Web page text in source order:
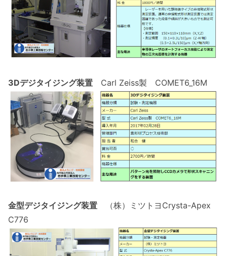
3Dデジタイジング装置 Carl Zeiss製 COMET6_16M
金型デジタイジング装置
（株）ミツトヨCrysta-Apex
C776